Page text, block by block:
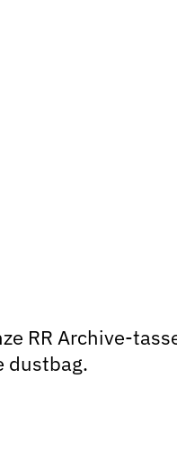
RR Archive-
dustbag.